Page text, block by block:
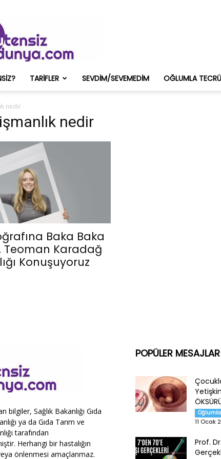
ve
Onun
Sağlık
Deneyimleri
TARIFLER SEVDIM/SEVEMEDIM OĞLUMLA
nedir
nedir
Baka Baka
Teoman Karadağ
Konuşuyoruz
bilgiler, Sağlık Bakanlığı Gıda
ya da Gıda Tarım ve
tarafından
Herhangi bir hastalığın
önlenmesi amaçlanmaz.
POPÜLER MESAJLAR
11 Ocak
Prof.